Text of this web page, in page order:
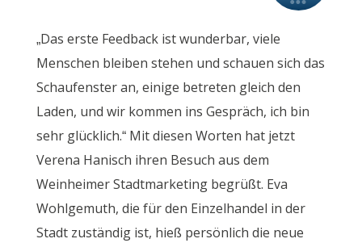
„Das erste Feedback ist wunderbar, viele
Menschen bleiben stehen und schauen sich das
Schaufenster an, einige betreten gleich den
Laden, und wir kommen ins Gespräch, ich bin
sehr glücklich.“ Mit diesen Worten hat jetzt
Verena Hanisch ihren Besuch aus dem
Weinheimer Stadtmarketing begrüßt. Eva
Wohlgemuth, die für den Einzelhandel in der
Stadt zuständig ist, hieß persönlich die neue